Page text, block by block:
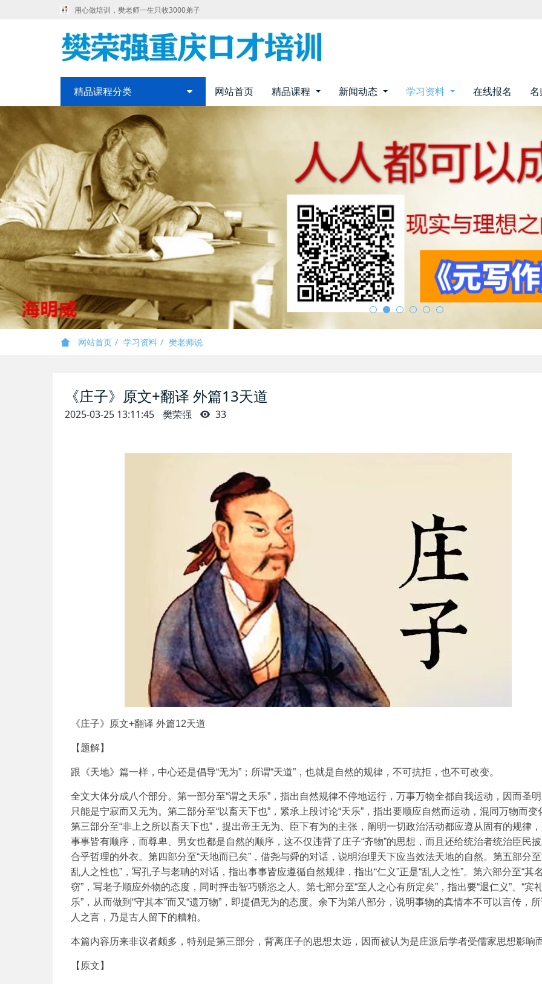
用心做培训，樊老师一生只收3000弟子
精品课程分类 网站首页 精品课程 新闻动态 学习资料 在线报名 名
网站首页 学习资料 樊老师说
《庄子》原文+翻译 外篇13天道
2025-03-25 13:11:45 樊荣强 33
《庄子》原文+翻译 外篇12天道
【题解】
跟《天地》篇一样，中心还是倡导“无为”；所谓“天道”，也就是自然的规律，不可抗拒，也不可改变。
全文大体分成八个部分。第一部分至“谓之天乐”，指出自然规律不停地运行，万事万物全都自我运动，因而圣
只能是宁寂而又无为。第二部分至“以畜天下也”，紧承上段讨论“天乐”，指出要顺应自然而运动，混同万物而变
第三部分至“非上之所以畜天下也”，提出帝王无为、臣下有为的主张，阐明一切政治活动都应遵从固有的规律
事事皆有顺序，而尊卑、男女也都是自然的顺序，这不仅违背了庄子“齐物”的思想，而且还给统治者统治臣民
合乎哲理的外衣。第四部分至“天地而已矣”，借尧与舜的对话，说明治理天下应当效法天地的自然。第五部分至
乱人之性也”，写孔子与老聃的对话，指出事事皆应遵循自然规律，指出“仁义”正是“乱人之性”。第六部分至“其
窃”，写老子顺应外物的态度，同时抨击智巧骄恣之人。第七部分至“至人之心有所定矣”，指出要“退仁义”、“宾
乐”，从而做到“守其本”而又“遗万物”，即提倡无为的态度。余下为第八部分，说明事物的真情本不可以言传，
人之言，乃是古人留下的糟粕。
本篇内容历来非议者颇多，特别是第三部分，背离庄子的思想太远，因而被认为是庄派后学者受儒家思想影响
【原文】